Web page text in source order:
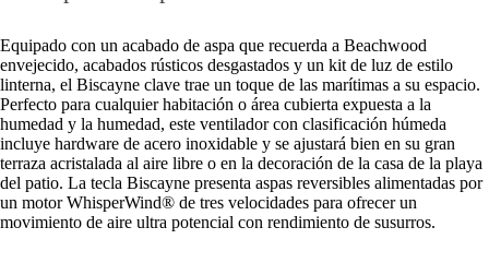
Equipado con un acabado de aspa que recuerda a Beachwood
envejecido, acabados rústicos desgastados y un kit de luz de estilo
linterna, el Biscayne clave trae un toque de las marítimas a su espacio.
Perfecto para cualquier habitación o área cubierta expuesta a la
humedad y la humedad, este ventilador con clasificación húmeda
incluye hardware de acero inoxidable y se ajustará bien en su gran
terraza acristalada al aire libre o en la decoración de la casa de la playa
del patio. La tecla Biscayne presenta aspas reversibles alimentadas por
un motor WhisperWind® de tres velocidades para ofrecer un
movimiento de aire ultra potencial con rendimiento de susurros.